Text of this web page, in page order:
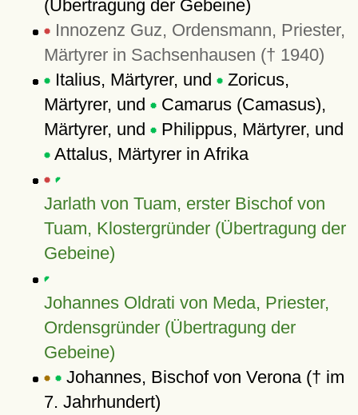
(Übertragung der Gebeine)
Innozenz Guz, Ordensmann, Priester,
Märtyrer in Sachsenhausen († 1940)
Italius, Märtyrer, und Zoricus,
Märtyrer, und Camarus (Camasus),
Märtyrer, und Philippus, Märtyrer, und
Attalus, Märtyrer in Afrika
Jarlath von Tuam, erster Bischof von
Tuam, Klostergründer (Übertragung der
Gebeine)
Johannes Oldrati von Meda, Priester,
Ordensgründer (Übertragung der
Gebeine)
Johannes, Bischof von Verona († im
7. Jahrhundert)